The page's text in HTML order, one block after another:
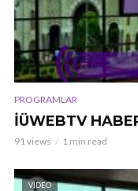
PROGRAMLAR
İÜWEBTV
91 views 1 min read
VIDEO